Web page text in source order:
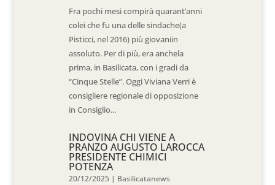
Fra pochi mesi compirà quarant’anni
colei che fu una delle sindache(a
Pisticci, nel 2016) più giovaniin
assoluto. Per di più, era anchela
prima, in Basilicata, con i gradi da
“Cinque Stelle”. Oggi Viviana Verri è
consigliere regionale di opposizione
in Consiglio...
INDOVINA CHI VIENE A
PRANZO AUGUSTO LAROCCA
PRESIDENTE CHIMICI
POTENZA
20/12/2025 | Basilicatanews